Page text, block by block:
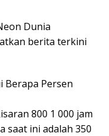
Dunia
berita terkini
Berapa Persen
800 1 000 jam
saat ini adalah 350